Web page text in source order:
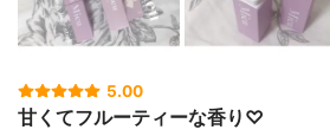
5.00
甘くてフルーティーな香り♡